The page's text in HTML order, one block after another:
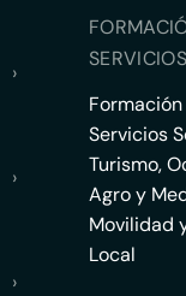
›
›
›
SERVICIOS
Servicios
Turismo,
Agro y
Movilidad
Local